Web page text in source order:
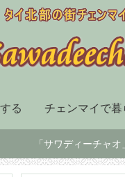
る チェンマイで暮
「サワディーチャ